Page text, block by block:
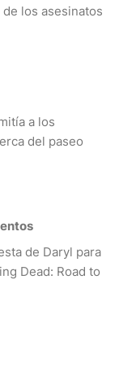
los asesinatos
a los
del paseo
de Daryl para
Dead: Road to